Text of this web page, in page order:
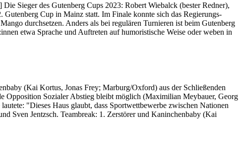
Sieger des Gutenberg Cups 2023: Robert Wiebalck (bester Redner),
Cup in Mainz statt. Im Finale konnte sich das Regierungs-
durchsetzen. Anders als bei regulären Turnieren ist beim Gutenberg
etwa Sprache und Auftreten auf humoristische Weise oder weben in
(Kai Kortus, Jonas Frey; Marburg/Oxford) aus der Schließenden
Opposition Sozialer Abstieg bleibt möglich (Maximilian Meybauer, Georg
"Dieses Haus glaubt, dass Sportwettbewerbe zwischen Nationen
Sven Jentzsch. Teambreak: 1. Zerstörer und Kaninchenbaby (Kai